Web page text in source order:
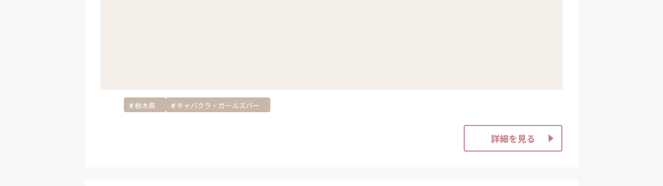
栃木県 キャバクラ・ガールズバー
詳細を見る